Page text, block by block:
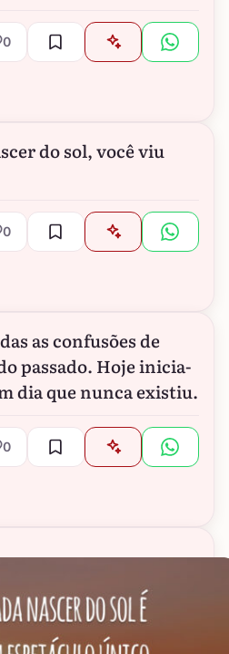
0
do sol, você viu
0
as confusões de
passado. Hoje inicia-
dia que nunca existiu.
0